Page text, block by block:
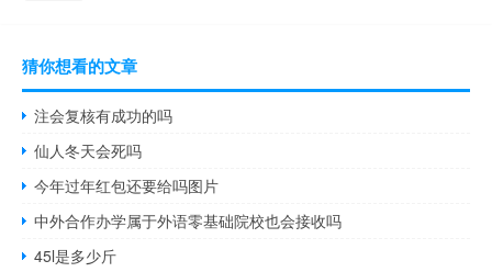
猜你想看的文章
注会复核有成功的吗
仙人冬天会死吗
今年过年红包还要给吗图片
中外合作办学属于外语零基础院校也会接收吗
45l是多少斤